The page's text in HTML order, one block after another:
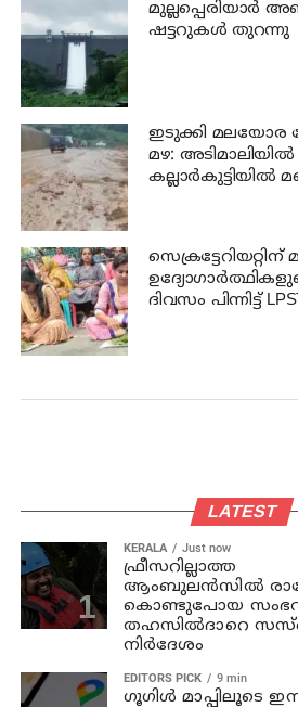
മുല്ലപ്പെരിയാര്‍
ഷട്ടറുകള്‍ തുറന്നു
ഇടുക്കി മലയോര
മഴ: അടിമാലിയിൽ
കല്ലാർകുട്ടിയിൽ
ദിവസം പിന്നിട്ട്
LATEST
KERALA Just now
ഫ്രീസറില്ലാത്ത
ആംബുലൻസിൽ
കൊണ്ടുപോയ
തഹസിൽദാറെ
നിര്‍ദേശം
EDITORS PICK 9 min
ഗൂഗിൾ മാപ്പിലൂടെ